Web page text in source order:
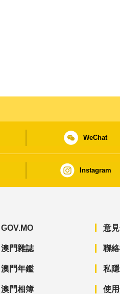
WeChat
Instagram
GOV.MO
澳門雜誌
澳門年鑑
澳門相簿
意
聯
私
使